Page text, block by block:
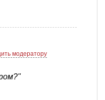
модератору